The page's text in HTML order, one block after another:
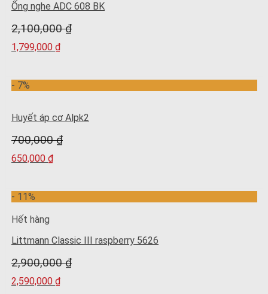
Ống nghe ADC 608 BK
2,100,000₫
1,799,000 ₫
- 7%
Huyết áp cơ Alpk2
700,000₫
650,000 ₫
- 11%
Hết hàng
Littmann Classic III raspberry 5626
2,900,000₫
2,590,000 ₫